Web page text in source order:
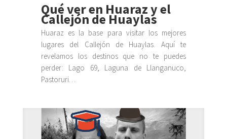
Qué ver en Huaraz y el
Callejón de Huaylas
Huaraz es la base para visitar los mejores
lugares del Callejón de Huaylas. Aquí te
revelamos los destinos que no te puedes
perder: Lago 69, Laguna de Llanganuco,
Pastoruri…